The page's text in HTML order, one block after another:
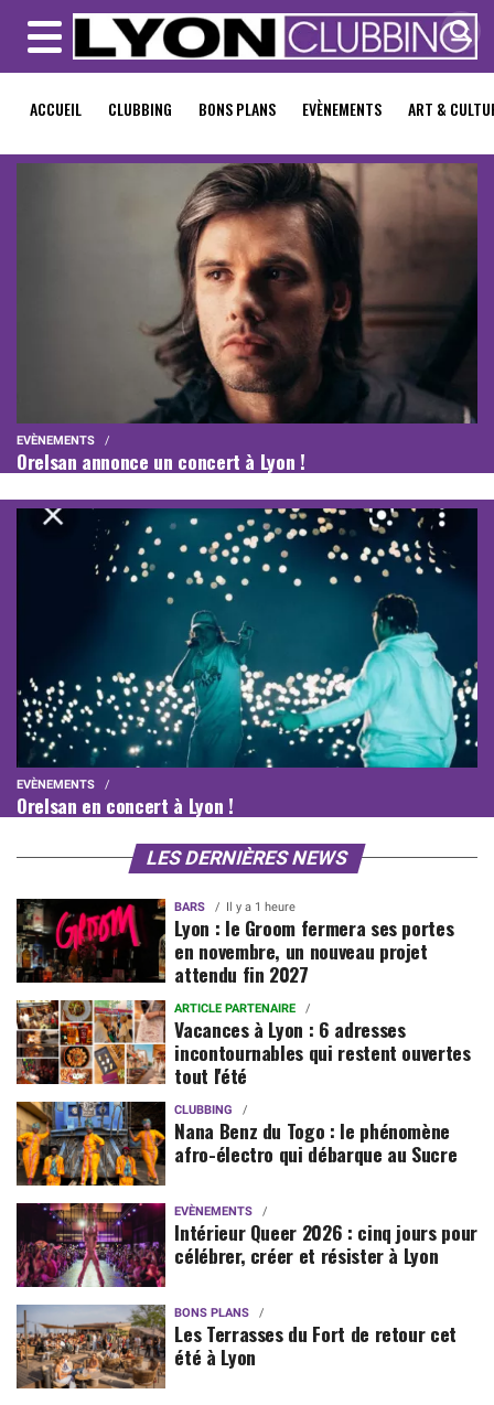
MENU
ACCUEIL CLUBBING BONS PLANS EVÈNEMENTS ART &
EVÈNEMENTS
Orelsan annonce un concert à Lyon !
EVÈNEMENTS
Orelsan en concert à Lyon !
LES DERNIÈRES NEWS
BARS Il y a 1 heure
Lyon : le Groom fermera ses portes
en novembre, un nouveau projet
attendu fin 2027
ARTICLE PARTENAIRE
Vacances à Lyon : 6 adresses
incontournables qui restent ouvertes
tout l'été
CLUBBING
Nana Benz du Togo : le phénomène
afro-électro qui débarque au Sucre
EVÈNEMENTS
Intérieur Queer 2026 : cinq jours pour
célébrer, créer et résister à Lyon
BONS PLANS
Les Terrasses du Fort de retour cet
été à Lyon